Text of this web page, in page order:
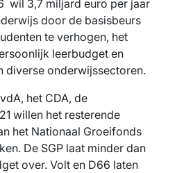
wil 3,7 miljard euro per jaar
door de basisbeurs
te verhogen, het
leerbudget en
diverse onderwijssectoren.
het CDA, de
willen het resterende
het Nationaal Groeifonds
De SGP laat minder dan
over. Volt en D66 laten